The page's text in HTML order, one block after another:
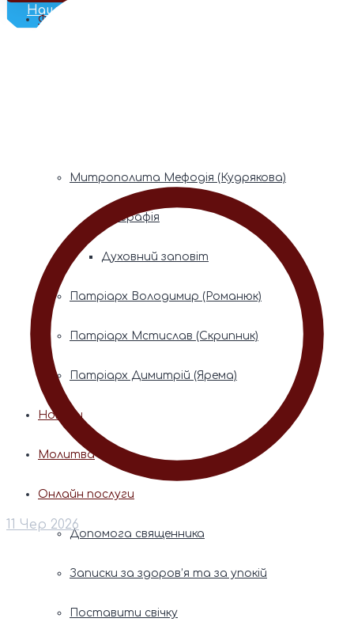
Наш Телеграм
Фонди пам’яті
Митрополита Мефодія (Кудрякова)
Біографія
Духовний заповіт
Патріарх Володимир (Романюк)
Патріарх Мстислав (Скрипник)
Патріарх Димитрій (Ярема)
Новини
Молитва
Онлайн послуги
Допомога священника
Записки за здоров’я та за упокій
Поставити свічку
11 Чер 2026